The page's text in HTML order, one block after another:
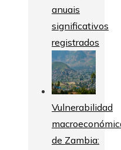
anuais
significativos
registrados
Vulnerabilidad
de Zambia: